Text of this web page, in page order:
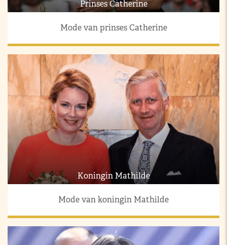
Prinses Catherine
Mode van prinses Catherine
Koningin Mathilde
Mode van koningin Mathilde